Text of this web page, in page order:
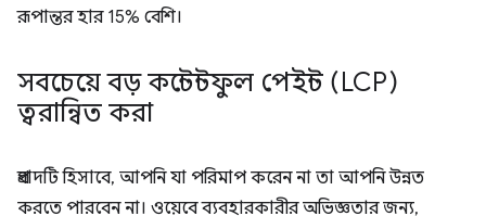
রূপান্তর হার 15% বেশি।
সবচেয়ে বড় কন্টেন্টফুল পেইন্ট (LCP)
ত্বরান্বিত করা
প্রবাদটি হিসাবে, আপনি যা পরিমাপ করেন না তা আপনি উন্নত
করতে পারবেন না। ওয়েবে ব্যবহারকারীর অভিজ্ঞতার জন্য,